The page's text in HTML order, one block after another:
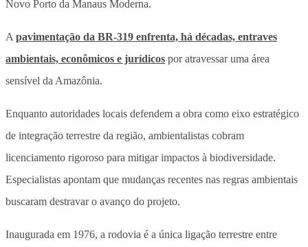
Novo Porto da Manaus Moderna.
A pavimentação da BR-319 enfrenta, há décadas, entraves
ambientais, econômicos e jurídicos por atravessar uma área
sensível da Amazônia.
Enquanto autoridades locais defendem a obra como eixo estratégico
de integração terrestre da região, ambientalistas cobram
licenciamento rigoroso para mitigar impactos à biodiversidade.
Especialistas apontam que mudanças recentes nas regras ambientais
buscaram destravar o avanço do projeto.
Inaugurada em 1976, a rodovia é a única ligação terrestre entre